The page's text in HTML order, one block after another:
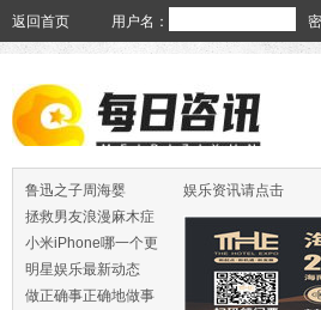
返回首页 用户名：
鲁迅之子周海婴
拯救男友浪漫麻木症
小米iPhone哪一个更
火
明星娱乐最新动态
做正确事正确地做事
娱乐资讯请点击